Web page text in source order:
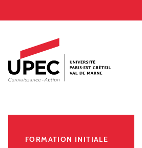
Accès directs
Recherche
Navigation secondaire
FORMATION INITIALE